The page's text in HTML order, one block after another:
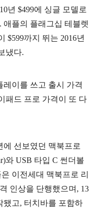
년 $499에 싱글 모델로
플의 플래그십 테블렛
$599까지 뛰는 2016년
냈다.
레이를 쓰고 출시 가격
패드 프로 가격이 또 다
에 선보였던 맥북프로
와 USB 타입 C 썬더볼
이전세대 맥북프로 리
인상을 단행했으며, 13
됐고, 터치바를 포함하